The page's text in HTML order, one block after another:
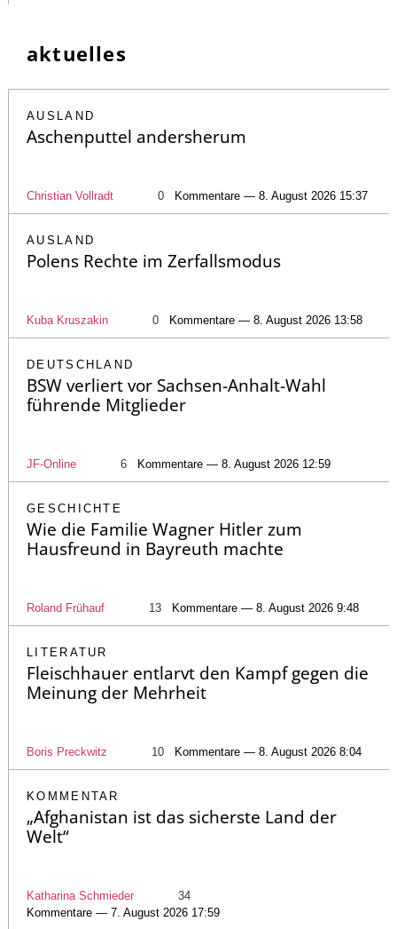
aktuelles
AUSLAND
Aschenputtel andersherum
Christian Vollradt 0 Kommentare — 8. August 2026 15:37
AUSLAND
Polens Rechte im Zerfallsmodus
Kuba Kruszakin 0 Kommentare — 8. August 2026 13:58
DEUTSCHLAND
BSW verliert vor Sachsen-Anhalt-Wahl
führende Mitglieder
JF-Online 6 Kommentare — 8. August 2026 12:59
GESCHICHTE
Wie die Familie Wagner Hitler zum
Hausfreund in Bayreuth machte
Roland Frühauf 13 Kommentare — 8. August 2026 9:48
LITERATUR
Fleischhauer entlarvt den Kampf gegen die
Meinung der Mehrheit
Boris Preckwitz 10 Kommentare — 8. August 2026 8:04
KOMMENTAR
„Afghanistan ist das sicherste Land der
Welt“
Katharina Schmieder
34
Kommentare — 7. August 2026 17:59